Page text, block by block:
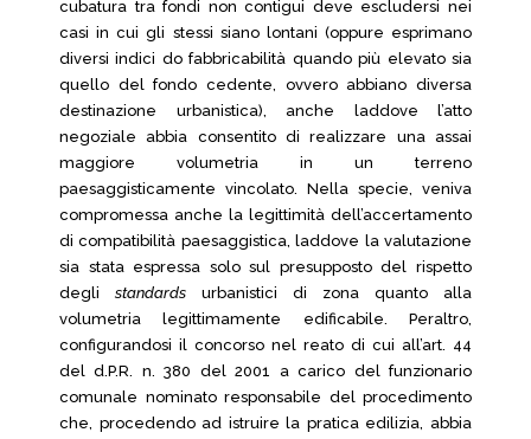
cubatura tra fondi non contigui deve escludersi nei
casi in cui gli stessi siano lontani (oppure esprimano
diversi indici do fabbricabilità quando più elevato sia
quello del fondo cedente, ovvero abbiano diversa
destinazione urbanistica), anche laddove l’atto
negoziale abbia consentito di realizzare una assai
maggiore volumetria in un terreno
paesaggisticamente vincolato. Nella specie, veniva
compromessa anche la legittimità dell’accertamento
di compatibilità paesaggistica, laddove la valutazione
sia stata espressa solo sul presupposto del rispetto
degli standards urbanistici di zona quanto alla
volumetria legittimamente edificabile. Peraltro,
configurandosi il concorso nel reato di cui all’art. 44
del d.P.R. n. 380 del 2001 a carico del funzionario
comunale nominato responsabile del procedimento
che, procedendo ad istruire la pratica edilizia, abbia